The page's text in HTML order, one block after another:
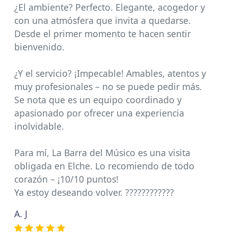
¿El ambiente? Perfecto. Elegante, acogedor y
con una atmósfera que invita a quedarse.
Desde el primer momento te hacen sentir
bienvenido.
¿Y el servicio? ¡Impecable! Amables, atentos y
muy profesionales – no se puede pedir más.
Se nota que es un equipo coordinado y
apasionado por ofrecer una experiencia
inolvidable.
Para mí, La Barra del Músico es una visita
obligada en Elche. Lo recomiendo de todo
corazón – ¡10/10 puntos!
Ya estoy deseando volver. ????????????
A. J